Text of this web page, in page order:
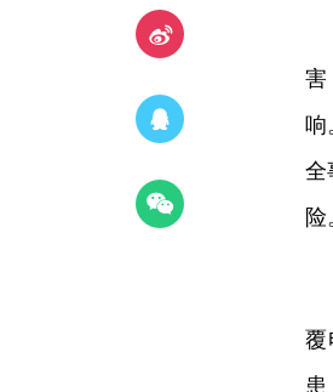
害
响
全
险
覆
患